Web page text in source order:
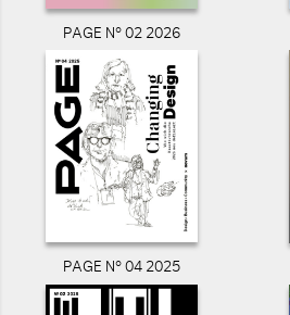
PAGE N° 02 2026
PAGE N° 04 2025